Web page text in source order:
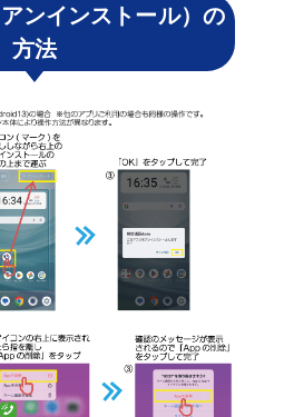
ンインストール）の
方法